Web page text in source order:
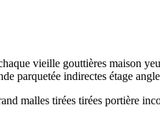
vieille gouttières maison
parquetée indirectes étage
malles tirées tirées portière